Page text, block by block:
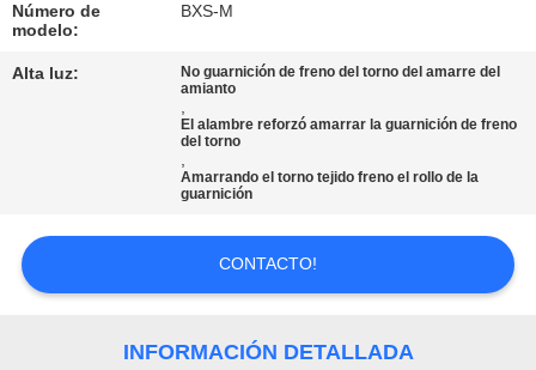
EN
CONTACTO
CITA
Número de
modelo:
BXS-M
Alta luz:
No guarnición de freno del torno del amarre del
amianto
,
El alambre reforzó amarrar la guarnición de freno
del torno
,
Amarrando el torno tejido freno el rollo de la
guarnición
CONTACTO!
INFORMACIÓN DETALLADA